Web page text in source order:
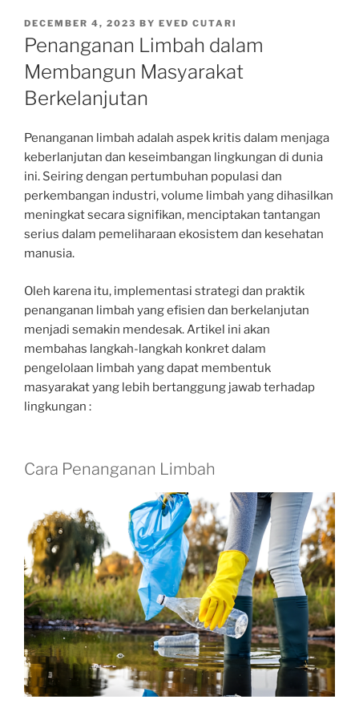
POSTED
ON
DECEMBER 4, 2023 BY EVED CUTARI
Penanganan Limbah dalam
Membangun Masyarakat
Berkelanjutan
Penanganan limbah adalah aspek kritis dalam menjaga
keberlanjutan dan keseimbangan lingkungan di dunia
ini. Seiring dengan pertumbuhan populasi dan
perkembangan industri, volume limbah yang dihasilkan
meningkat secara signifikan, menciptakan tantangan
serius dalam pemeliharaan ekosistem dan kesehatan
manusia.
Oleh karena itu, implementasi strategi dan praktik
penanganan limbah yang efisien dan berkelanjutan
menjadi semakin mendesak. Artikel ini akan
membahas langkah-langkah konkret dalam
pengelolaan limbah yang dapat membentuk
masyarakat yang lebih bertanggung jawab terhadap
lingkungan :
Cara Penanganan Limbah